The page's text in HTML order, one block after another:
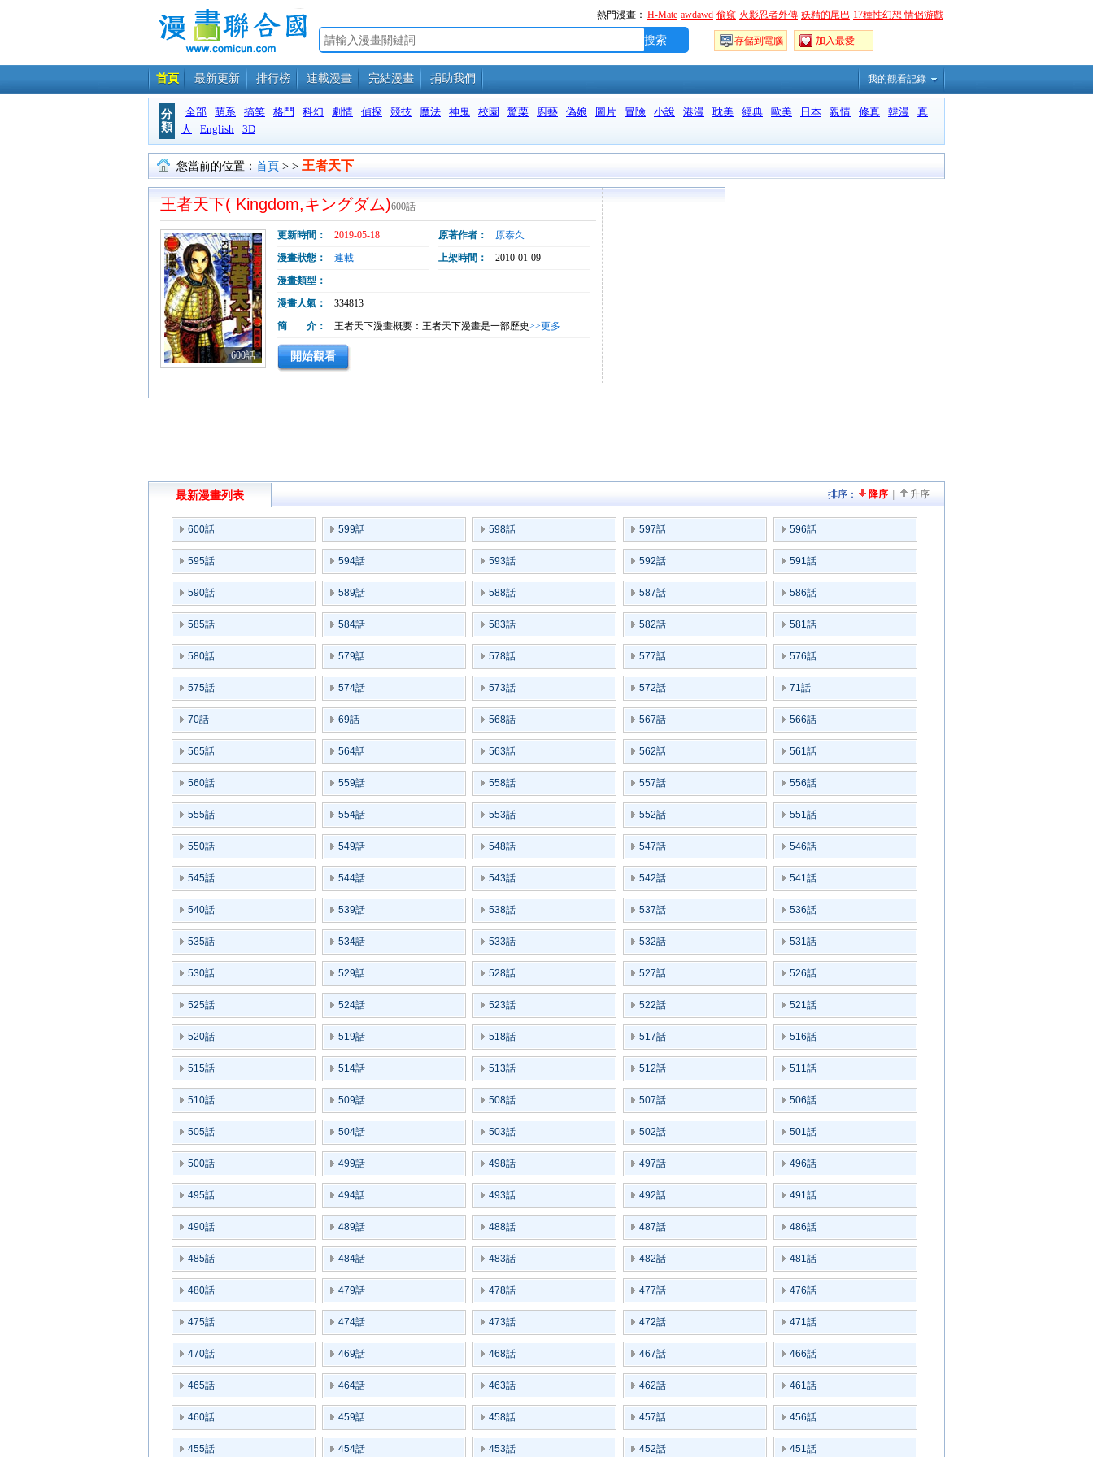
熱門漫畫： H-Mate awdawd 偷窺 火影忍者外傳 妖精的尾巴 17種性幻想 情侶游戲
存儲到電腦 加入最愛
我的觀看記錄
首頁 最新更新 排行榜 連載漫畫 完結漫畫 捐助我們
分
類
全部 萌系 搞笑 格鬥 科幻 劇情 偵探 競技 魔法 神鬼 校園 驚栗 廚藝 偽娘 圖片 冒險 小說 港漫 耽美 經典 歐美 日本 親情 修真 韓漫
真
人
English 3D
您當前的位置： 首頁 > > 王者天下
王者天下( Kingdom,キングダム)600話
更新時間： 2019-05-18 原著作者：
原泰久
漫畫狀態：
連載 上架時間：
2010-01-09
漫畫類型：
漫畫人氣：
334813
簡 介：
王者天下漫畫概要：王者天下漫畫是一部歷史>>更多
開始觀看
600話
排序： 降序 升序
最新漫畫列表
600話 599話 598話 597話 596話
595話 594話 593話 592話 591話
590話 589話 588話 587話 586話
585話 584話 583話 582話 581話
580話 579話 578話 577話 576話
575話 574話 573話 572話 71話
70話 69話 568話 567話 566話
565話 564話 563話 562話 561話
560話 559話 558話 557話 556話
555話 554話 553話 552話 551話
550話 549話 548話 547話 546話
545話 544話 543話 542話 541話
540話 539話 538話 537話 536話
535話 534話 533話 532話 531話
530話 529話 528話 527話 526話
525話 524話 523話 522話 521話
520話 519話 518話 517話 516話
515話 514話 513話 512話 511話
510話 509話 508話 507話 506話
505話 504話 503話 502話 501話
500話 499話 498話 497話 496話
495話 494話 493話 492話 491話
490話 489話 488話 487話 486話
485話 484話 483話 482話 481話
480話 479話 478話 477話 476話
475話 474話 473話 472話 471話
470話 469話 468話 467話 466話
465話 464話 463話 462話 461話
460話 459話 458話 457話 456話
455話 454話 453話 452話 451話